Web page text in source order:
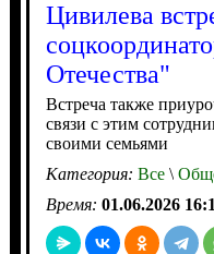
Цивилева
Отечества"
Встреча также
связи с этим
своими семьями
Категория: Все\
Время: 01.06.2026